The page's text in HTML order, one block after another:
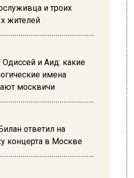
и троих
жителей
и Аид: какие
имена
москвичи
ответил на
концерта в Москве